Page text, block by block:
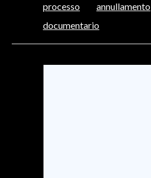
processo
annullamento
documentario